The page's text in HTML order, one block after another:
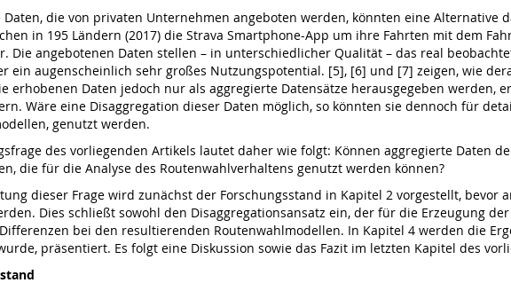
Daten, die von privaten Unternehmen angeboten werden, könnten eine
in 195 Ländern (2017) die Strava Smartphone-App um ihre Fahrten mit dem
Die angebotenen Daten stellen – in unterschiedlicher Qualität – das real
ein augenscheinlich sehr großes Nutzungspotential. [5], [6] und [7] zeigen, wie
erhobenen Daten jedoch nur als aggregierte Datensätze herausgegeben werden,
Wäre eine Disaggregation dieser Daten möglich, so könnten sie dennoch für
genutzt werden.
des vorliegenden Artikels lautet daher wie folgt: Können aggregierte Daten
die für die Analyse des Routenwahlverhaltens genutzt werden können?
dieser Frage wird zunächst der Forschungsstand in Kapitel 2 vorgestellt,
Dies schließt sowohl den Disaggregationsansatz ein, der für die Erzeugung
bei den resultierenden Routenwahlmodellen. In Kapitel 4 werden die
präsentiert. Es folgt eine Diskussion sowie das Fazit im letzten Kapitel des